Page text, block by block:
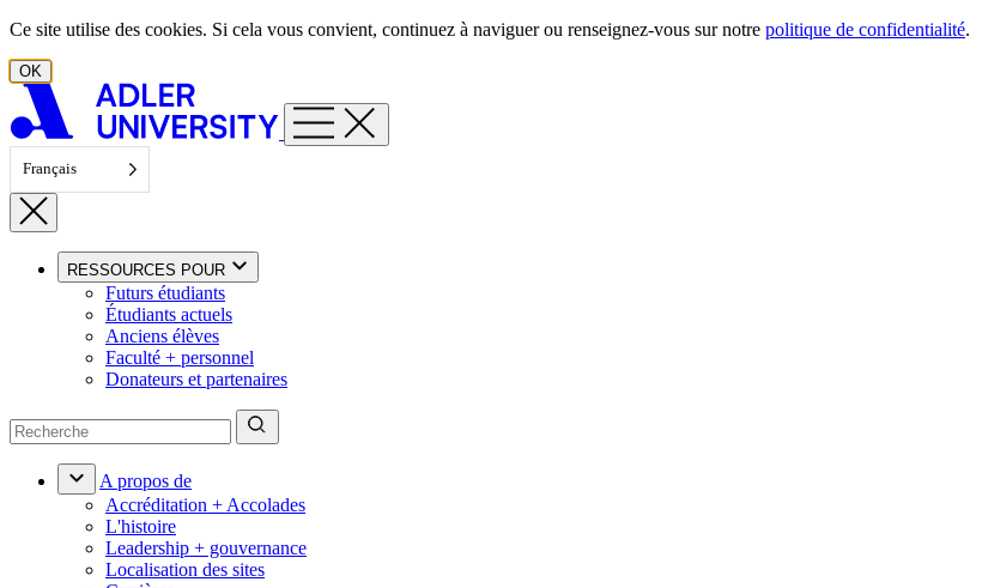
Aller au contenu
Ce site utilise des cookies. Si cela vous convient, continuez à naviguer ou renseignez-vous sur notre politique de confidentialité.
OK
Français
RESSOURCES POUR
Futurs étudiants
Étudiants actuels
Anciens élèves
Faculté + personnel
Donateurs et partenaires
A propos de
Accréditation + Accolades
L'histoire
Leadership + gouvernance
Localisation des sites